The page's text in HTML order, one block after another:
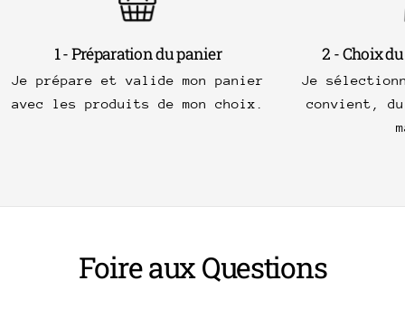
1 - Préparation du panier
Je prépare et valide mon panier
avec les produits de mon choix.
2 - Choix
Je
convient,
Foire aux Questions